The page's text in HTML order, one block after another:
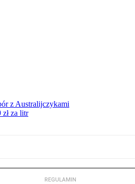
z Australijczykami
za litr
REGULAMIN